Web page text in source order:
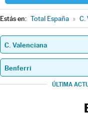
Estás en: Total España » C.
ÚLTIMA